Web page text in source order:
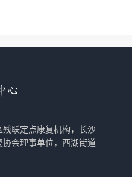
联定点康复机构，长沙
会理事单位，西湖街道